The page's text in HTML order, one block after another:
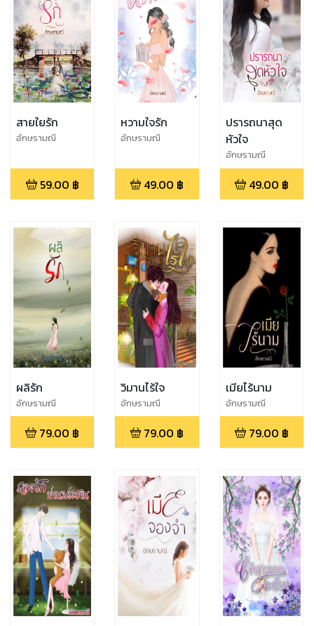
สายใยรัก
อักษรามณี
59.00 ฿
หวามใจรัก
อักษรามณี
49.00 ฿
ปรารถนาสุด
หัวใจ
อักษรามณี
49.00 ฿
ผลิรัก
อักษรามณี
79.00 ฿
วิมานไร้ใจ
อักษรามณี
79.00 ฿
เมียไร้นาม
อักษรามณี
79.00 ฿